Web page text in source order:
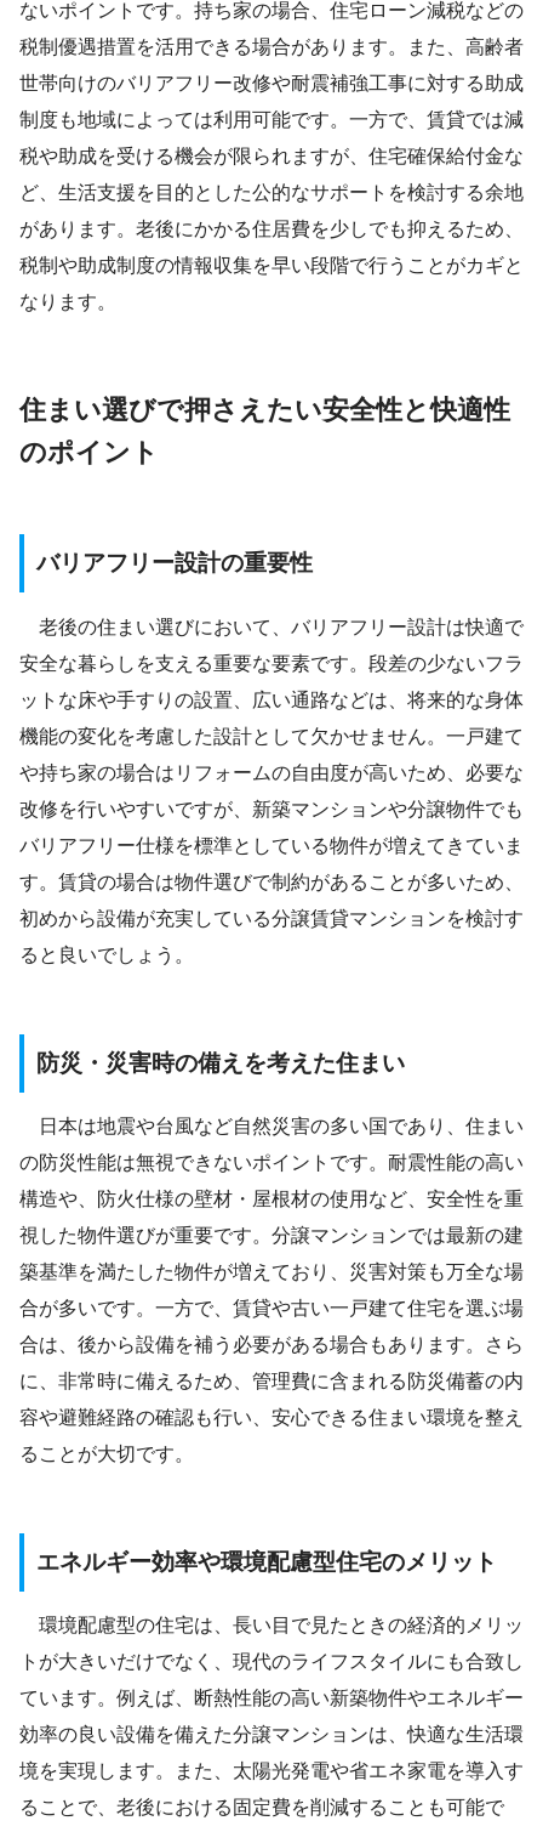
ないポイントです。持ち家の場合、住宅ローン減税などの
税制優遇措置を活用できる場合があります。また、高齢者
世帯向けのバリアフリー改修や耐震補強工事に対する助成
制度も地域によっては利用可能です。一方で、賃貸では減
税や助成を受ける機会が限られますが、住宅確保給付金な
ど、生活支援を目的とした公的なサポートを検討する余地
があります。老後にかかる住居費を少しでも抑えるため、
税制や助成制度の情報収集を早い段階で行うことがカギと
なります。
住まい選びで押さえたい安全性と快適性
のポイント
バリアフリー設計の重要性
老後の住まい選びにおいて、バリアフリー設計は快適で
安全な暮らしを支える重要な要素です。段差の少ないフラ
ットな床や手すりの設置、広い通路などは、将来的な身体
機能の変化を考慮した設計として欠かせません。一戸建て
や持ち家の場合はリフォームの自由度が高いため、必要な
改修を行いやすいですが、新築マンションや分譲物件でも
バリアフリー仕様を標準としている物件が増えてきていま
す。賃貸の場合は物件選びで制約があることが多いため、
初めから設備が充実している分譲賃貸マンションを検討す
ると良いでしょう。
防災・災害時の備えを考えた住まい
日本は地震や台風など自然災害の多い国であり、住まい
の防災性能は無視できないポイントです。耐震性能の高い
構造や、防火仕様の壁材・屋根材の使用など、安全性を重
視した物件選びが重要です。分譲マンションでは最新の建
築基準を満たした物件が増えており、災害対策も万全な場
合が多いです。一方で、賃貸や古い一戸建て住宅を選ぶ場
合は、後から設備を補う必要がある場合もあります。さら
に、非常時に備えるため、管理費に含まれる防災備蓄の内
容や避難経路の確認も行い、安心できる住まい環境を整え
ることが大切です。
エネルギー効率や環境配慮型住宅のメリット
環境配慮型の住宅は、長い目で見たときの経済的メリッ
トが大きいだけでなく、現代のライフスタイルにも合致し
ています。例えば、断熱性能の高い新築物件やエネルギー
効率の良い設備を備えた分譲マンションは、快適な生活環
境を実現します。また、太陽光発電や省エネ家電を導入す
ることで、老後における固定費を削減することも可能で